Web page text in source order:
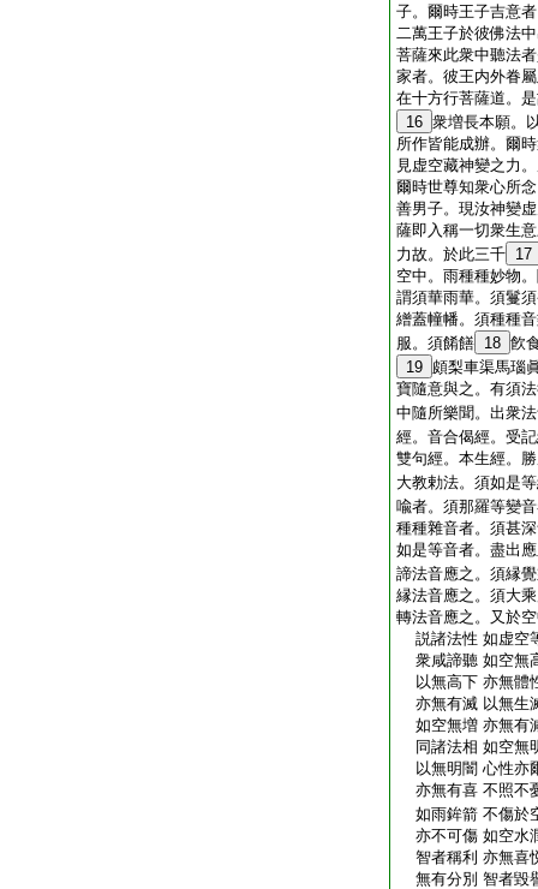
子。爾時王子吉意
二萬王子於彼佛法
菩薩來此衆中聽法
家者。彼王内外眷
在十方行菩薩道。
16 衆増長本願。
所作皆能成辦。爾
見虚空藏神變之力
爾時世尊知衆心所
善男子。現汝神變
薩即入稱一切衆生
力故。於此三千 17
空中。雨種種妙物
謂須華雨華。須鬘
繒蓋幢幡。須種種
服。須餚饍 18 飮
19 頗梨車渠馬瑙
寶隨意與之。有須
中隨所樂聞。出衆
經。音合偈經。受
雙句經。本生經。
大教勅法。須如是
喩者。須那羅等變
種種雜音者。須甚
如是等音者。盡出
諦法音應之。須縁
縁法音應之。須大
轉法音應之。又於
説諸法性 如虚空
衆咸諦聽 如空無
以無高下 亦無體
亦無有滅 以無生
如空無増 亦無有
同諸法相 如空無
以無明闇 心性亦
亦無有喜 不照不
如雨鉾箭 不傷於
亦不可傷 如空水
智者稱利 亦無喜
無有分別 智者毀